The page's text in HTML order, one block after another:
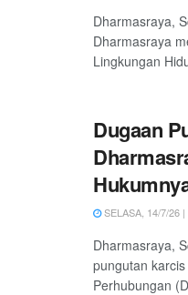
Dharmasraya,
Dharmasraya
Lingkungan
Dugaan
SELASA, 14/7/26 |
Dharmasraya,
pungutan
Perhubungan